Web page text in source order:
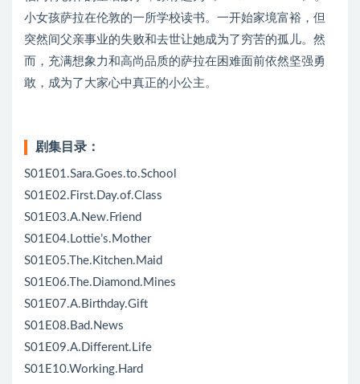
小女孩萨拉在伦敦的一所学校读书。一开始家境富裕，但
突然间父亲事业的失败和去世让她成为了穷苦的孤儿。然
而，充满想象力和高尚品质的萨拉在困难面前依然坚强勇
敢，成为了大家心中真正的小公主。
剧集目录：
S01E01.Sara.Goes.to.School
S01E02.First.Day.of.Class
S01E03.A.New.Friend
S01E04.Lottie’s.Mother
S01E05.The.Kitchen.Maid
S01E06.The.Diamond.Mines
S01E07.A.Birthday.Gift
S01E08.Bad.News
S01E09.A.Different.Life
S01E10.Working.Hard